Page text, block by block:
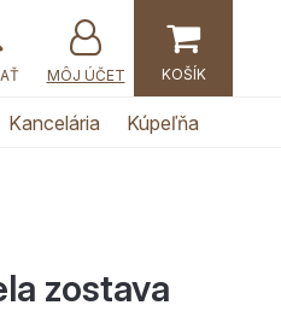
MÔJ ÚČET
Kancelária Kúpeľňa
zostava